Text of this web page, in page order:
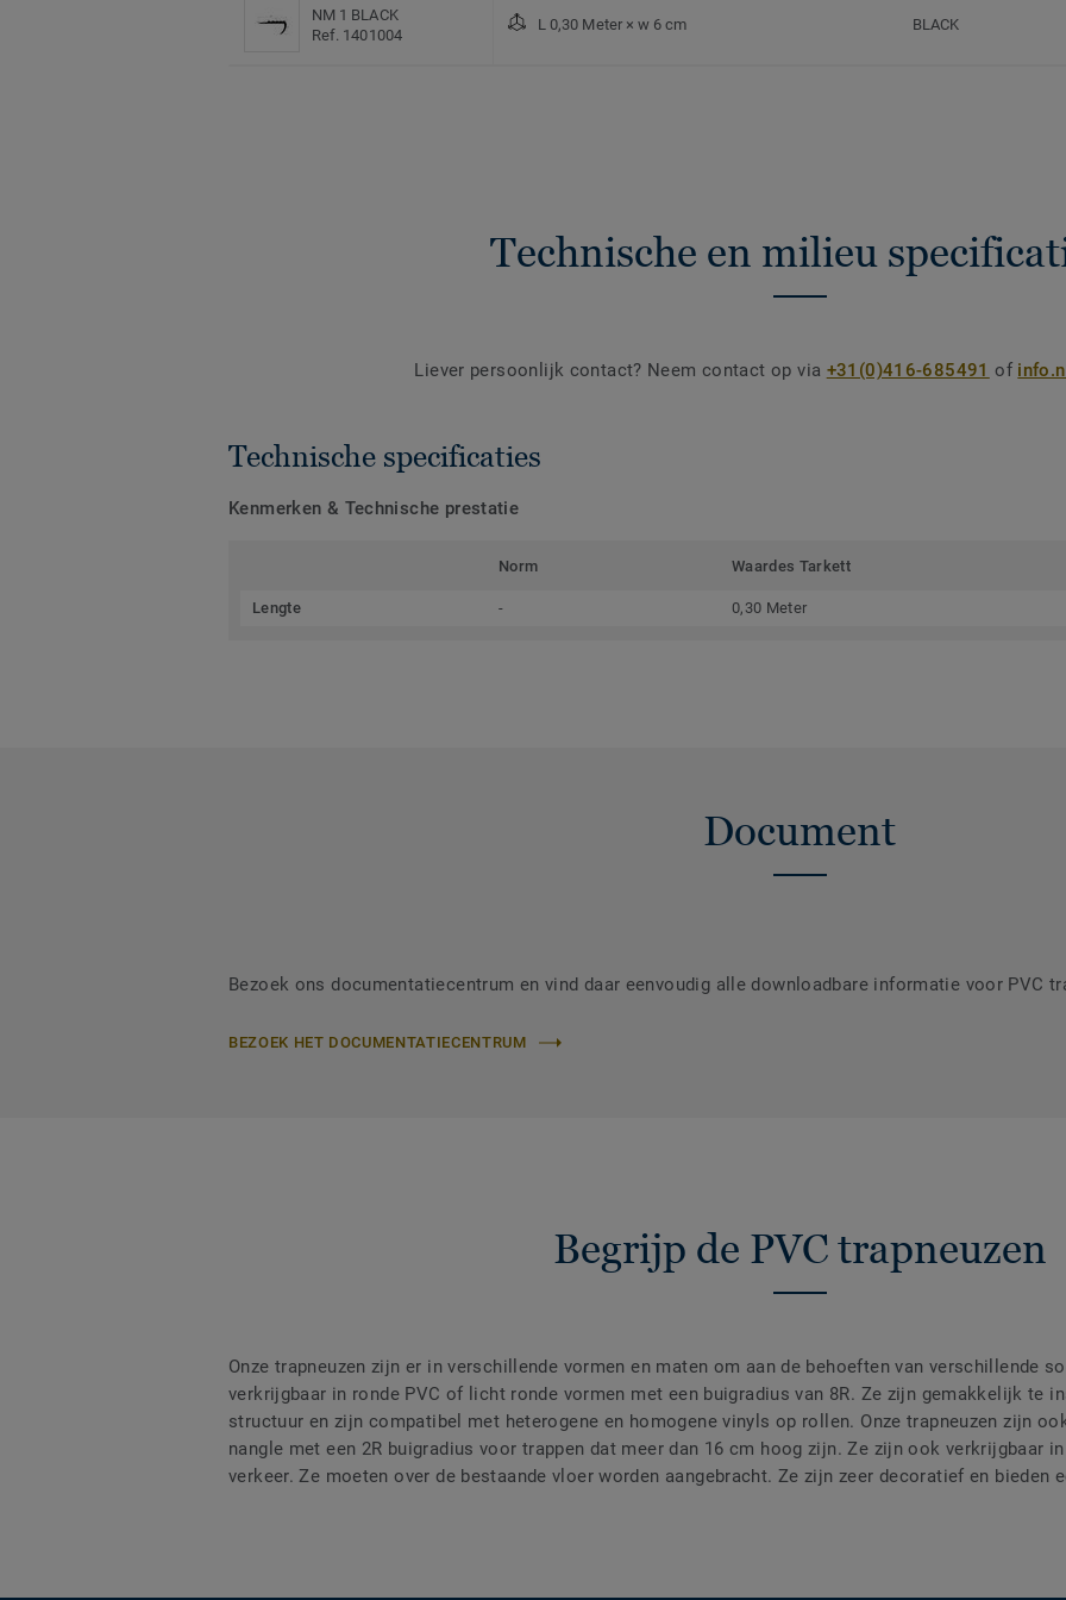
NM 1 BLACK
Ref. 1401004
L 0,30 Meter × w 6 cm BLACK
Technische en milieu
Liever persoonlijk contact? Neem contact op via +31(0)416-685491 of
Technische specificaties
Kenmerken & Technische prestatie
Norm Waardes Tarkett
Lengte - 0,30 Meter
Document
Bezoek ons documentatiecentrum en vind daar eenvoudig alle downloadbare informatie voor PVC
BEZOEK HET DOCUMENTATIECENTRUM
Begrijp de PVC trapneuzen
Onze trapneuzen zijn er in verschillende vormen en maten om aan de behoeften van verschillende
verkrijgbaar in ronde PVC of licht ronde vormen met een buigradius van 8R. Ze zijn gemakkelijk te
structuur en zijn compatibel met heterogene en homogene vinyls op rollen. Onze trapneuzen zijn
nangle met een 2R buigradius voor trappen dat meer dan 16 cm hoog zijn. Ze zijn ook verkrijgbaar
verkeer. Ze moeten over de bestaande vloer worden aangebracht. Ze zijn zeer decoratief en bieden